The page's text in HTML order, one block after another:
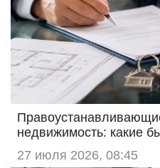
недвижимость: какие
27 июля 2026, 08:45